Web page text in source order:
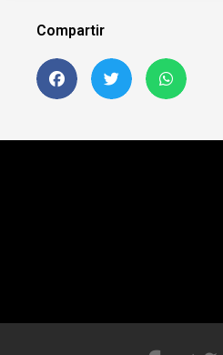
Compartir